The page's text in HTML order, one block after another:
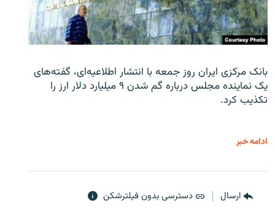
بانک مرکزی ایران روز جمعه با انتشار اطلاعیه‌ای، گفته‌های
یک نماینده مجلس درباره گم شدن ۹ میلیارد دلار ارز را
تکذیب کرد.
ادامه خبر
ارسال دسترسی بدون فیلترشکن